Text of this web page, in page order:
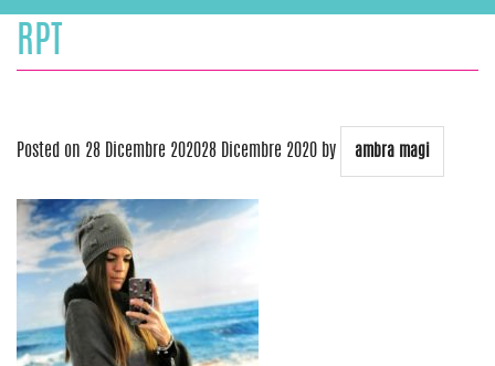
CAPPELLI INVERNALI DONNA
RPT
Posted on 28 Dicembre 202028 Dicembre 2020 by ambra magi